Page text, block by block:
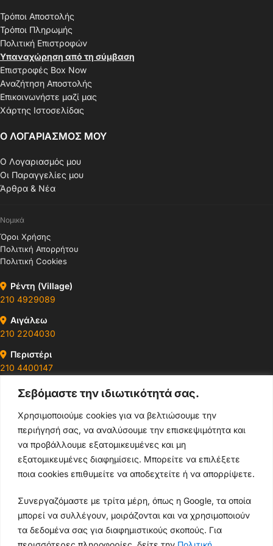
Σεβόμαστε την ιδιωτικότητά σας.
Χρησιμοποιούμε cookies για να βελτιώσουμε την
περιήγησή σας, να αναλύσουμε την επισκεψιμότητα και
να προβάλλουμε εξατομικευμένες και μη
εξατομικευμένες διαφημίσεις. Μπορείτε να επιλέξετε
ποια cookies επιθυμείτε να αποδεχτείτε ή να απορρίψετε.
Συνεργαζόμαστε με τρίτα μέρη, όπως η Google, τα οποία
μπορεί να συλλέγουν, μοιράζονται και να χρησιμοποιούν
τα δεδομένα σας για διαφημιστικούς σκοπούς. Για
Τρόποι Αποστολής
Τρόποι Πληρωμής
Πολιτική Επιστροφών
Υπαναχώρηση από τη σύμβαση
Επιστροφές Box Now
Αναζήτηση Αποστολής
Επικοινωνήστε μαζί μας
Χάρτης Ιστοσελίδας
Ο ΛΟΓΑΡΙΑΣΜΟΣ ΜΟΥ
Ο Λογαριασμός μου
Οι Παραγγελίες μου
Άρθρα & Νέα
Νομικά
Όροι Χρήσης
Πολιτική Απορρήτου
Πολιτική Cookies
Ρέντη (Village)
210 4929089
Αιγάλεω
210 2204030
Περιστέρι
210 4400147
Ωράρια & Διευθύνσεις →
210 4929089
Κεντρικό τηλέφωνο
info@thikishop.gr
Δευ - Σάβ: 10:00 - 21:00
ΔΩΡΕΑΝ ΑΠΟΣΤΟΛΗ